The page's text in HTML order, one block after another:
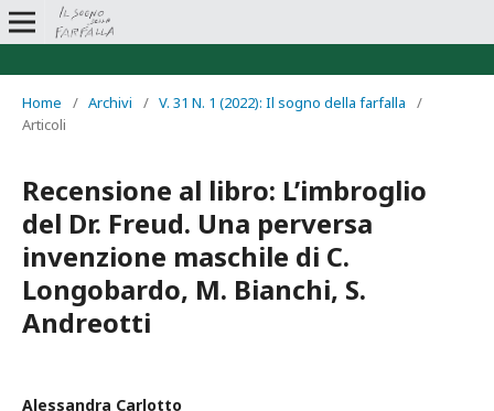
Home / Archivi / V. 31 N. 1 (2022): Il sogno della farfalla
/
Articoli
Recensione al libro: L’imbroglio
del Dr. Freud. Una perversa
invenzione maschile di C.
Longobardo, M. Bianchi, S.
Andreotti
Alessandra Carlotto